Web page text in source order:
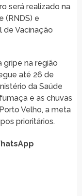
será realizado na
(RNDS) e
de Vacinação
gripe na região
até 26 de
da Saúde
e as chuvas
Velho, a meta
prioritários.